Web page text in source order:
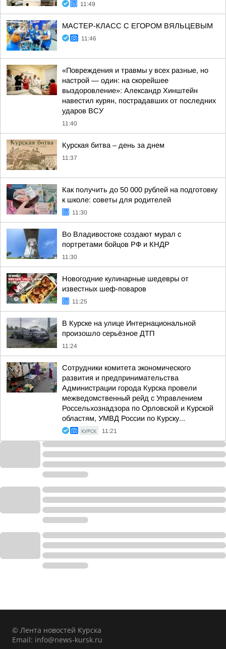
11:49
МАСТЕР-КЛАСС С ЕГОРОМ ВЯЛЬЦЕВЫМ
11:46
«Повреждения и травмы у всех разные, но
настрой — один: на скорейшее
выздоровление»: Александр Хинштейн
навестил курян, пострадавших от последних
ударов ВСУ
11:40
Курская битва – день за днем
11:37
Как получить до 50 000 рублей на подготовку
к школе: советы для родителей
11:30
Во Владивостоке создают мурал с
портретами бойцов РФ и КНДР
11:30
Новогодние кулинарные шедевры от
известных шеф-поваров
11:25
В Курске на улице Интернациональной
произошло серьёзное ДТП
11:24
Сотрудники комитета экономического
развития и предпринимательства
Администрации города Курска провели
межведомственный рейд с Управлением
Россельхознадзора по Орловской и Курской
областям, УМВД России по Курску...
КУРСК 11:21
© Лента новостей Курска
Email: info@news-kursk.ru